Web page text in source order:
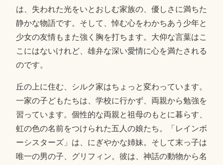
は、失われた光をいとおしむ家族の、優しさに満ちた
静かな物語です。そして、悼む心をわかちあう少年と
少女の友情もまた強く胸を打ちます。大仰な言葉はこ
こにはないけれど、雄弁な深い愛情に心を満たされる
のです。
丘の上に住む、シルク家はちょっと変わっています。
一家の子どもたちは、学校に行かず、両親から勉強を
習っています。個性的な両親と祖母のもとに暮らす、
虹の色の名前をつけられた五人の娘たち。「レインボ
ーシスターズ」は、にぎやかな姉妹。そして末っ子は
唯一の男の子、グリフィン。彼は、神話の動物から名